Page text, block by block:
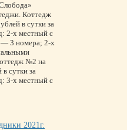
Коттедж
в сутки за
2-х местный с
— 3 номера; 2-х
№2 на
в сутки за
3-х местный с
2021г.